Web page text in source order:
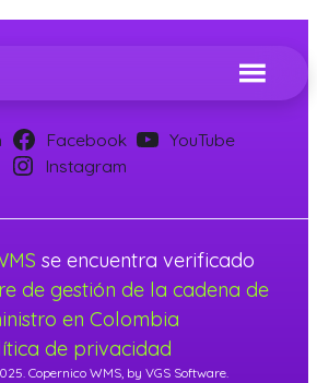
Facebook
YouTube
Instagram
se encuentra verificado
de gestión de la cadena de
en Colombia
de privacidad
Copernico WMS, by VGS Software.